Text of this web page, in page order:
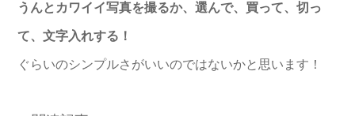
うんとカワイイ写真を撮るか、選んで、買って、切っ
て、文字入れする！
ぐらいのシンプルさがいいのではないかと思います！